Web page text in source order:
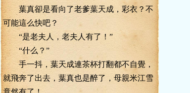
葉真卻是看向了老爹葉天成，彩衣？不
可能這么快吧？
“是老夫人，老夫人有了！”
“什么？”
手一抖，葉天成連茶杯打翻都不自覺，
就飛奔了出去，葉真也是醉了，母親米江雪